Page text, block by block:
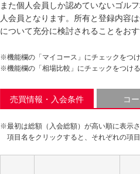
また個人会員しか認めていないゴル
人会員となります。所有と登録内容
について充分に検討されることをおす
※機能欄の「マイコース」にチェックをつ
※機能欄の「相場比較」にチェックをつけ
売買情報・入会条件 コ
※最初は総額（入会総額）が高い順に表示さ
項目名をクリックすると、それぞれの項